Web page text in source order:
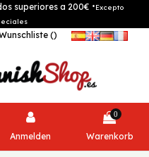
superiores a 200€ *Excepto
()
Anmelden
0
Warenkorb